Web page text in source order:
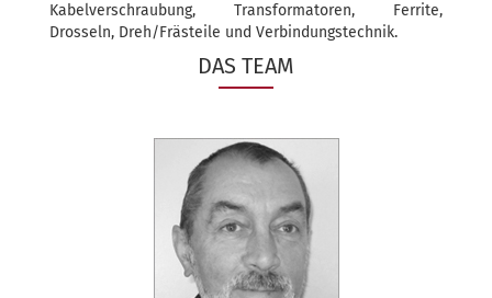
Kabelverschraubung, Transformatoren, Ferrite,
Drosseln, Dreh/Frästeile und Verbindungstechnik.
DAS TEAM